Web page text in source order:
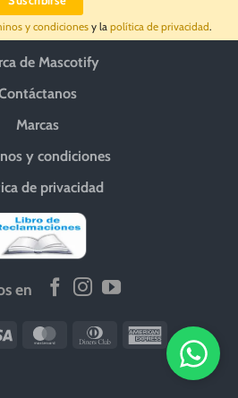
y condiciones y la política de privacidad.
de Mascotify
Marcas
y condiciones
de privacidad
en
Visa MasterCardDinners
American
Express